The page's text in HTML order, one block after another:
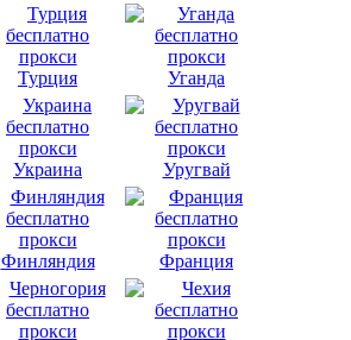
Турция Уганда
Украина Уругвай
Финляндия
Франция